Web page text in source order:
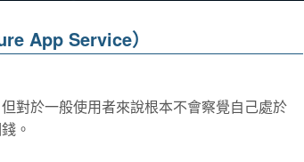
App Service）
對於一般使用者來說根本不會察覺自己處於
。